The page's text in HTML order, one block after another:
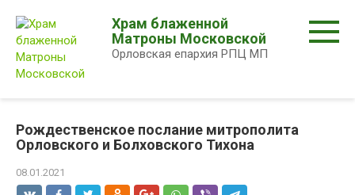
контенту
Храм блаженной
Матроны Московской
Орловская епархия РПЦ МП
Рождественское послание митрополита
Орловского и Болховского Тихона
08.01.2021